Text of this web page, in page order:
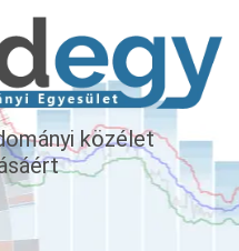
közélet